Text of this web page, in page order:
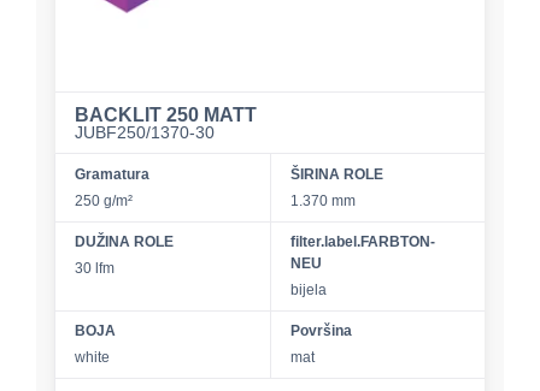
BACKLIT 250 MATT
JUBF250/1370-30
Gramatura
250 g/m²
ŠIRINA ROLE
1.370 mm
DUŽINA ROLE
30 lfm
filter.label.FARBTON-
NEU
bijela
BOJA
white
Površina
mat